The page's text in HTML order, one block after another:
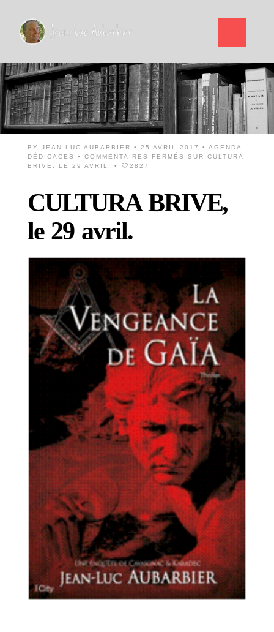
BY JEAN LUC AUBARBIER • 25 AVRIL 2017 • AGENDA
DÉDICACES
• COMMENTAIRES FERMÉS
SUR CULTURA
BRIVE, LE 29 AVRIL.
• 2827
CULTURA BRIVE,
le 29 avril.